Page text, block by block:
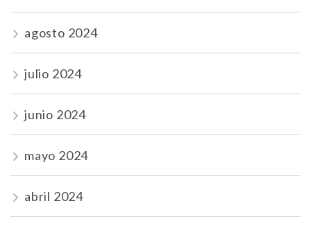
agosto 2024
julio 2024
junio 2024
mayo 2024
abril 2024